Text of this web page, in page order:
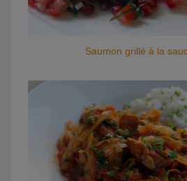
Saumon grillé à la